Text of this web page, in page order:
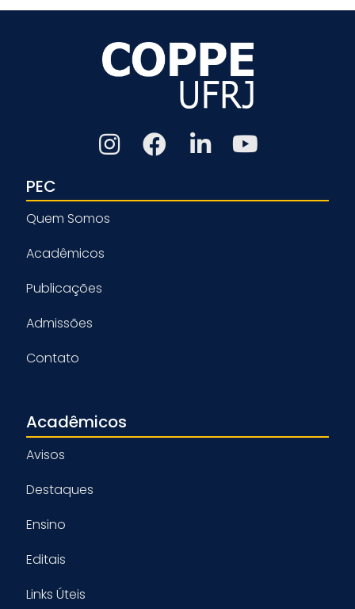
PEC
Quem Somos
Acadêmicos
Publicações
Admissões
Contato
Acadêmicos
Avisos
Destaques
Ensino
Editais
Links Úteis